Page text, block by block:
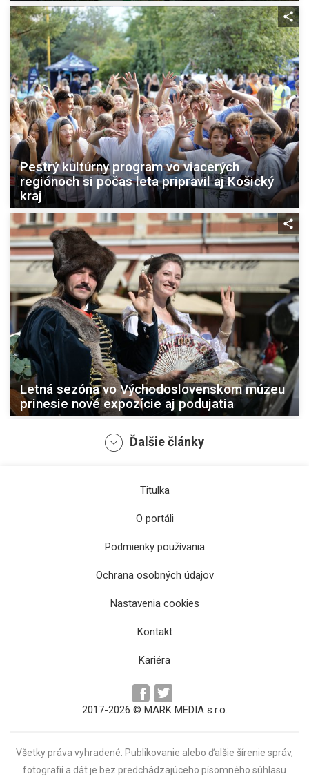
Pestrý kultúrny program vo viacerých
regiónoch si počas leta pripravil aj Košický
kraj
Letná sezóna vo Východoslovenskom múzeu
prinesie nové expozície aj podujatia
Miklušova väznica v Košiciach sa
zrekonštruuje, archeológovia tam našli aj
zlomky keramiky či mince
Ďalšie články
Titulka
O portáli
Podmienky používania
Ochrana osobných údajov
Nastavenia cookies
Kontakt
Kariéra
2017-2026 © MARK MEDIA s.r.o.
Všetky práva vyhradené. Publikovanie alebo ďalšie šírenie správ,
fotografií a dát je bez predchádzajúceho písomného súhlasu